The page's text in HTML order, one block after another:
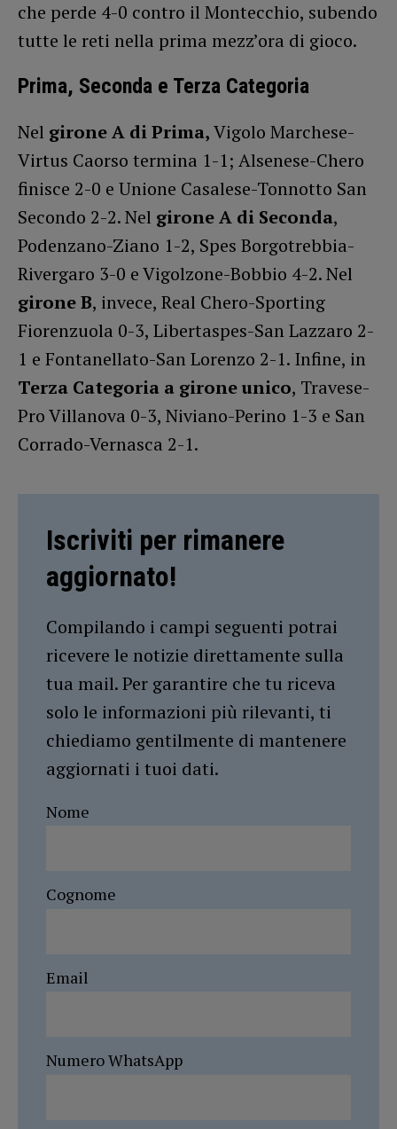
che perde 4-0 contro il Montecchio, subendo
tutte le reti nella prima mezz’ora di gioco.
Prima, Seconda e Terza Categoria
Nel girone A di Prima,Vigolo Marchese-
Virtus Caorso termina 1-1; Alsenese-Chero
finisce 2-0 e Unione Casalese-Tonnotto San
Secondo 2-2. Nel girone A di Seconda,
Podenzano-Ziano 1-2, Spes Borgotrebbia-
Rivergaro 3-0 e Vigolzone-Bobbio 4-2. Nel
girone B, invece, Real Chero-Sporting
Fiorenzuola 0-3, Libertaspes-San Lazzaro 2-
1 e Fontanellato-San Lorenzo 2-1. Infine, in
Terza Categoria a girone unico, Travese-
Pro Villanova 0-3, Niviano-Perino 1-3 e San
Corrado-Vernasca 2-1.
Iscriviti per rimanere
aggiornato!
Compilando i campi seguenti potrai
ricevere le notizie direttamente sulla
tua mail. Per garantire che tu riceva
solo le informazioni più rilevanti, ti
chiediamo gentilmente di mantenere
aggiornati i tuoi dati.
Nome
Cognome
Email
Numero WhatsApp